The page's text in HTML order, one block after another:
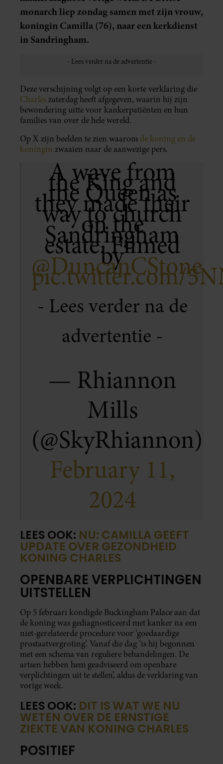
monarch liep zondag samen met zijn vrouw,
koningin Camilla (76), naar een kerkdienst
in Sandringham.
Deze verschijning volgt op een korte verklaring die
Charles zaterdag heeft afgegeven, waarin hij zijn
bewondering uitte voor kankerpatiënten en hun
families van over de hele wereld.
Op X zijn beelden te zien waarom de koning en de
koningin zwaaien naar de aanwezige pers.
A wave from
the King and
the Queen as
they made their
way to church
on the
Sandringham
estate. Filmed
by
@DuncanCStone
pic.twitter.com/
— Rhiannon
Mills
(@SkyRhiannon)
February 11,
2024
LEES OOK: NU: CAMILLA GEEFT
UPDATE OVER GEZONDHEID
KONING CHARLES
OPENBARE VERPLICHTINGEN
UITSTELLEN
Op 5 februari kondigde Buckingham Palace aan dat
de koning was gediagnosticeerd met kanker na een
niet-gerelateerde procedure voor ‘goedaardige
prostaatvergroting’. Vanaf die dag ‘is hij begonnen
met een schema van reguliere behandelingen. De
artsen hebben hem geadviseerd om openbare
verplichtingen uit te stellen’, aldus de verklaring van
vorige week.
LEES OOK: DIT IS WAT WE NU
WETEN OVER DE ERNSTIGE
ZIEKTE VAN KONING CHARLES
POSITIEF